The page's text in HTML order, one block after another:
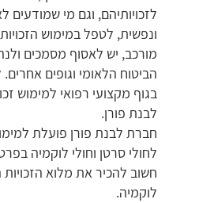
לזכויותיהם, וגם מי שמודעים
ונפשית, לטפל במימוש
מורכב, יש לאסוף מסמכים
הביטוח הלאומי וגופים
בגוף מקצועי רפואי למימוש
לבנת פורן.
חברת לבנת פורן פועלת
לחולי סרטן וחולי לוקמיה
חשוב להכיר את מלוא הזכויות
לוקמיה.